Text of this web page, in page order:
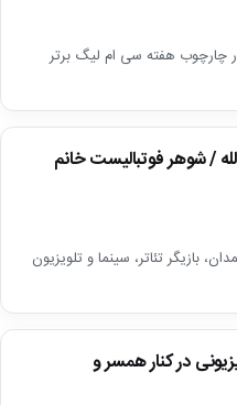
چارچوب هفته سی ام لیگ برتر
/ شوهر فوتبالیست خانم
متولد ۲۹ مرداد ۱۳۵۳ در همدان، بازیگر تئاتر، سینما و تلویزیون
در کنار همسر و